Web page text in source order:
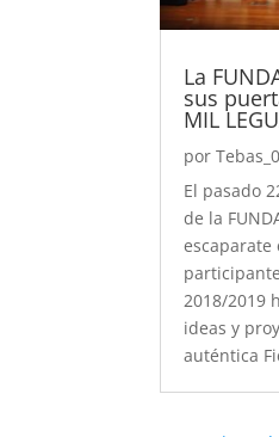
La
sus
MIL
por
El pasado
de la
escaparate
2018/2019
ideas y
auténtica